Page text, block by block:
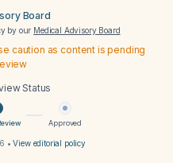
Board
by our Medical Advisory Board
caution as content is pending
Status
Approved
•View editorial policy